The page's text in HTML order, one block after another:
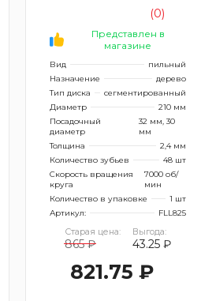
(0)
Представлен в
магазине
Вид
пильный
Назначение
дерево
Тип диска
сегментированный
Диаметр
210 мм
Посадочный
диаметр
32 мм, 30
мм
Толщина
2,4 мм
Количество зубьев
48 шт
Скорость вращения
круга
7000 об/
мин
Количество в упаковке
1 шт
Артикул:
FLL825
Старая цена:
865 ₽
Выгода:
43.25 ₽
821.75 ₽